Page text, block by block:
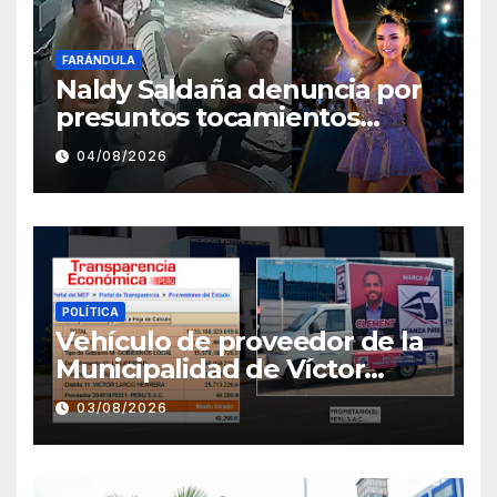
FARÁNDULA
Naldy Saldaña denuncia por
presuntos tocamientos
indebidos a director musical
de La Bella Luz
04/08/2026
POLÍTICA
Vehículo de proveedor de la
Municipalidad de Víctor
Larco aparece con publicidad
de campaña de León
Clement
03/08/2026